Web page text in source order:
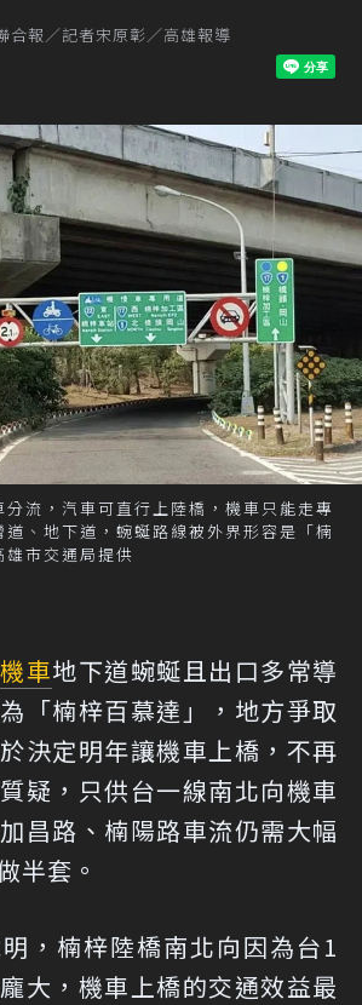
合報／記者宋原彰／高雄報導
流，汽車可直行上陸橋，機車只能走專
、地下道，蜿蜒路線被外界形容是「楠
市交通局提供
機車地下道蜿蜒且出口多常導
「楠梓百慕達」，地方爭取
決定明年讓機車上橋，不再
疑，只供台一線南北向機車
昌路、楠陽路車流仍需大幅
半套。
，楠梓陸橋南北向因為台1
大，機車上橋的交通效益最